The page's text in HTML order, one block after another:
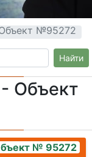
№95272
Найти
Объект
№ 95272